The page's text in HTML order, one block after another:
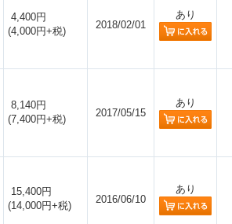
4,400円
(4,000円+税)
2018/02/01
あり
8,140円
(7,400円+税)
2017/05/15
あり
15,400円
(14,000円+税)
2016/06/10
あり